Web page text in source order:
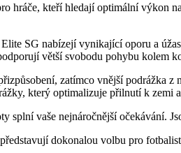
hráče, kteří hledají optimální
SG nabízejí vynikající oporu a
větší svobodu pohybu kolem
zatímco vnější podrážka
který optimalizuje přilnutí k zemi
splní vaše nejnáročnější očekávání.
dokonalou volbu pro